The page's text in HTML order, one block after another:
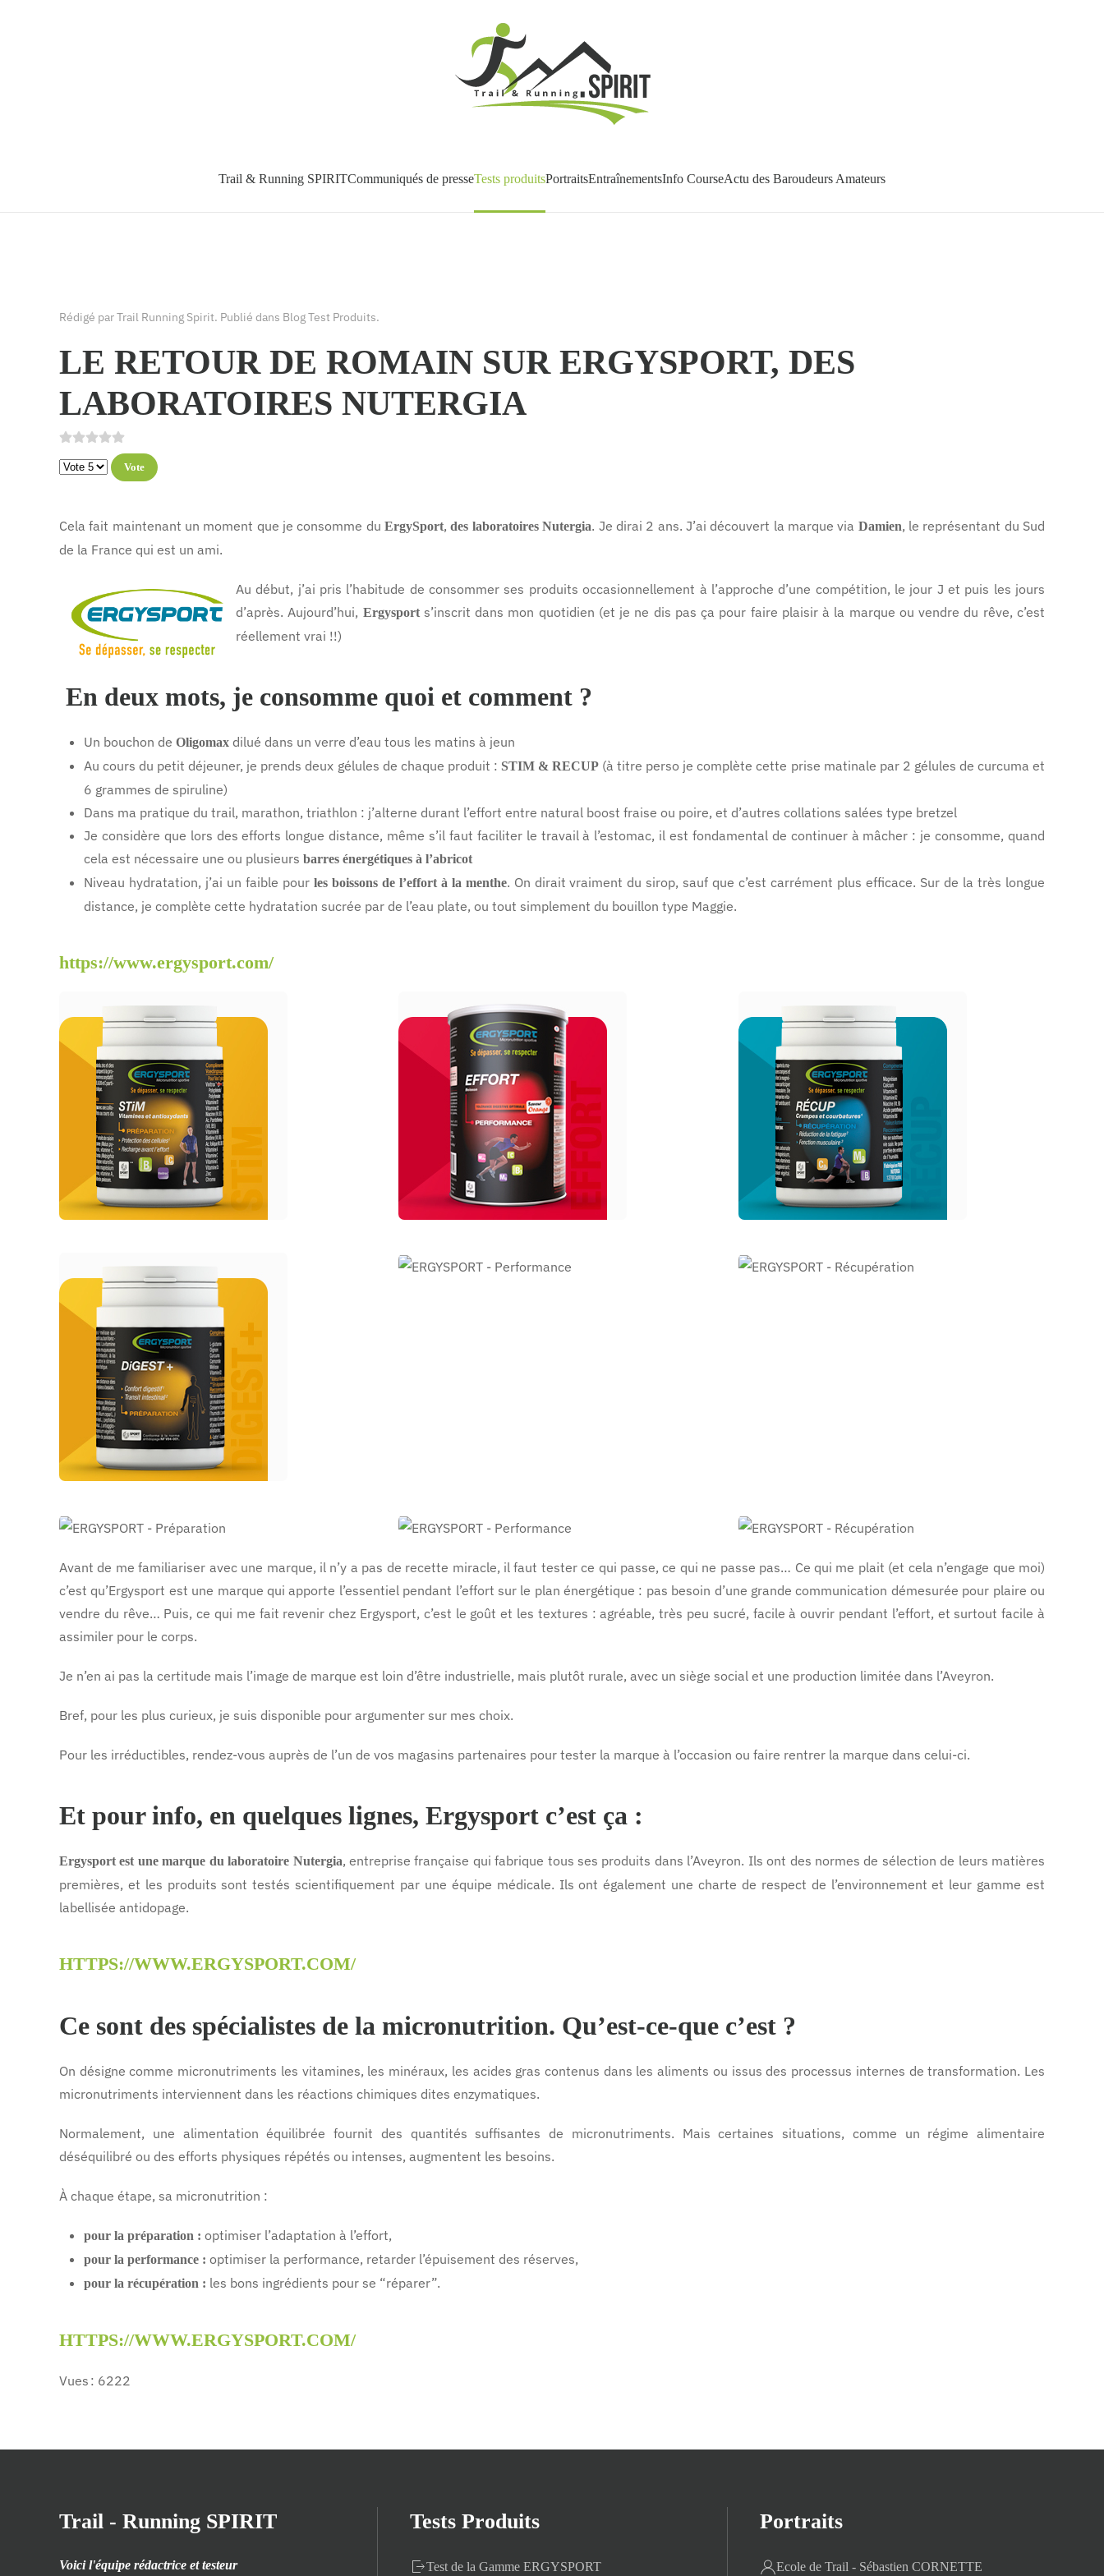
Trail & Running SPIRITCommuniqués de presseTests produitsPortraitsEntraînementsInfo CourseActu des Baroudeurs Amateurs
Rédigé par Trail Running Spirit. Publié dans Blog Test Produits.
LE RETOUR DE ROMAIN SUR ERGYSPORT, DES
LABORATOIRES NUTERGIA
Veuillez voter
Cela fait maintenant un moment que je consomme duErgySport,des laboratoires Nutergia. Je dirai 2 ans. J’ai découvert la marque via Damien, le représentant du Sud
de la France qui est un ami.
Au début, j’ai pris l’habitude de consommer ses produits occasionnellement à l’approche d’une compétition, le jour J et puis les jours
d’après. Aujourd’hui, Ergysports’inscrit dans mon quotidien (et je ne dis pas ça pour faire plaisir à la marque ou vendre du rêve, c’est
réellement vrai !!)
En deux mots, je consomme quoi et comment ?
Un bouchon de Oligomax dilué dans un verre d’eau tous les matins à jeun
Au cours du petit déjeuner, je prends deux gélules de chaque produit : STIM & RECUP (à titre perso je complète cette prise matinale par 2 gélules de curcuma et
6 grammes de spiruline)
Dans ma pratique du trail, marathon, triathlon : j’alterne durant l’effort entre natural boost fraise ou poire, et d’autres collations salées type bretzel
Je considère que lors des efforts longue distance, même s’il faut faciliter le travail à l’estomac, il est fondamental de continuer à mâcher : je consomme, quand
cela est nécessaire une ou plusieurs barres énergétiques à l’abricot
Niveau hydratation, j’ai un faible pour les boissons de l’effort à la menthe. On dirait vraiment du sirop, sauf que c’est carrément plus efficace. Sur de la très longue
distance, je complète cette hydratation sucrée par de l’eau plate, ou tout simplement du bouillon type Maggie.
https://www.ergysport.com/
ERGYSPORT - Préparation
ERGYSPORT STiM
ERGYSPORT - Performance
ERGYSPORT EFFORT
ERGYSPORT - Récupération
RECUP
ERGYSPORT - Préparation
ERGYSPORT -
Performance
barre
ERGYSPORT -
Récupération
boisson ERGYSPORT
REGEN’
ERGYSPORT -
Préparation
OLiGOMAX
Avant de me familiariser avec une marque, il n’y a pas de recette miracle, il faut tester ce qui passe, ce qui ne passe pas… Ce qui me plait (et cela n’engage que moi)
c’est qu’Ergysport est une marque qui apporte l’essentiel pendant l’effort sur le plan énergétique : pas besoin d’une grande communication démesurée pour plaire ou
vendre du rêve… Puis, ce qui me fait revenir chez Ergysport, c’est le goût et les textures : agréable, très peu sucré, facile à ouvrir pendant l’effort, et surtout facile à
assimiler pour le corps.
Je n’en ai pas la certitude mais l’image de marque est loin d’être industrielle, mais plutôt rurale, avec un siège social et une production limitée dans l’Aveyron.
Bref, pour les plus curieux, je suis disponible pour argumenter sur mes choix.
Pour les irréductibles, rendez-vous auprès de l’un de vos magasins partenaires pour tester la marque à l’occasion ou faire rentrer la marque dans celui-ci.
Et pour info, en quelques lignes, Ergysport c’est ça :
Ergysport est une marque du laboratoire Nutergia, entreprise française qui fabrique tous ses produits dans l’Aveyron. Ils ont des normes de sélection de leurs matières
premières, et les produits sont testés scientifiquement par une équipe médicale. Ils ont également une charte de respect de l’environnement et leur gamme est
labellisée antidopage.
HTTPS://WWW.ERGYSPORT.COM/
Ce sont des spécialistes de la micronutrition. Qu’est-ce-que c’est ?
On désigne comme micronutriments les vitamines, les minéraux, les acides gras contenus dans les aliments ou issus des processus internes de transformation. Les
micronutriments interviennent dans les réactions chimiques dites enzymatiques.
Normalement, une alimentation équilibrée fournit des quantités suffisantes de micronutriments. Mais certaines situations, comme un régime alimentaire
déséquilibré ou des efforts physiques répétés ou intenses, augmentent les besoins.
À chaque étape, sa micronutrition :
pour la préparation : optimiser l’adaptation à l’effort,
pour la performance : optimiser la performance, retarder l’épuisement des réserves,
pour la récupération : les bons ingrédients pour se “réparer”.
HTTPS://WWW.ERGYSPORT.COM/
Vues : 6222
Trail - Running SPIRIT
Voici l'équipe rédactrice et testeur
Tests Produits
Test de la Gamme ERGYSPORT
Portraits
Ecole de Trail - Sébastien CORNETTE